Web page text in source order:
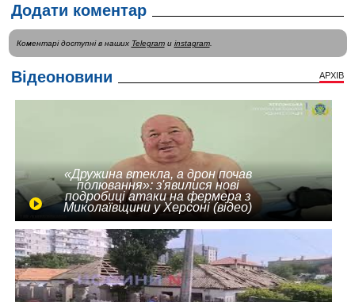
Додати коментар
Коментарі доступні в наших Telegramи instagram.
Відеоновини АРХІВ
«Дружина втекла, а дрон почав
полювання»: з'явилися нові
подробиці атаки на фермера з
Миколаївщини у Херсоні (відео)